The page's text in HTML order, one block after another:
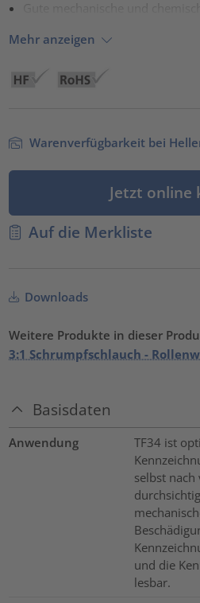
Mehr anzeigen
Warenverfügbarkeit bei
Jetzt online
Auf die Merkliste
Downloads
Weitere Produkte in dieser
3:1 Schrumpfschlauch -
Basisdaten
Anwendung
TF34 ist
selbst
und die
lesbar.